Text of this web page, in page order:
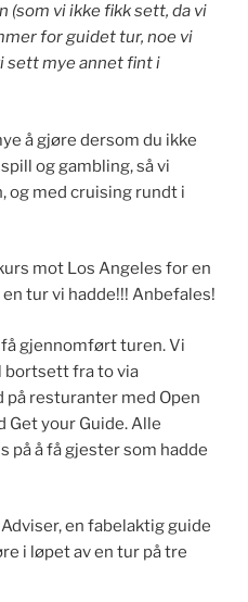
(som vi ikke fikk sett, da vi
for guidet tur, noe vi
sett mye annet fint i
å gjøre dersom du ikke
og gambling, så vi
og med cruising rundt i
mot Los Angeles for en
tur vi hadde!!! Anbefales!
gjennomført turen. Vi
fra to via
resturanter med Open
Get your Guide. Alle
på å få gjester som hadde
en fabelaktig guide
i løpet av en tur på tre